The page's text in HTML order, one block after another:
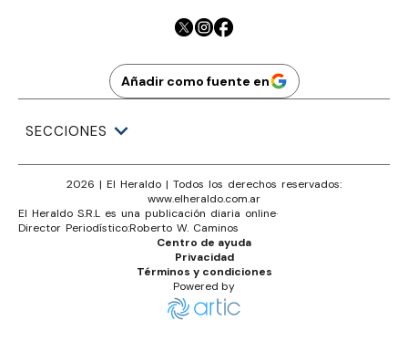
Añadir como fuente en
SECCIONES
2026 | El Heraldo | Todos los derechos reservados:
www.elheraldo.com.ar
El Heraldo S.R.L es una publicación diaria online·
Director Periodístico:Roberto W. Caminos
Términos y condiciones
Privacidad
Centro de ayuda
Powered by